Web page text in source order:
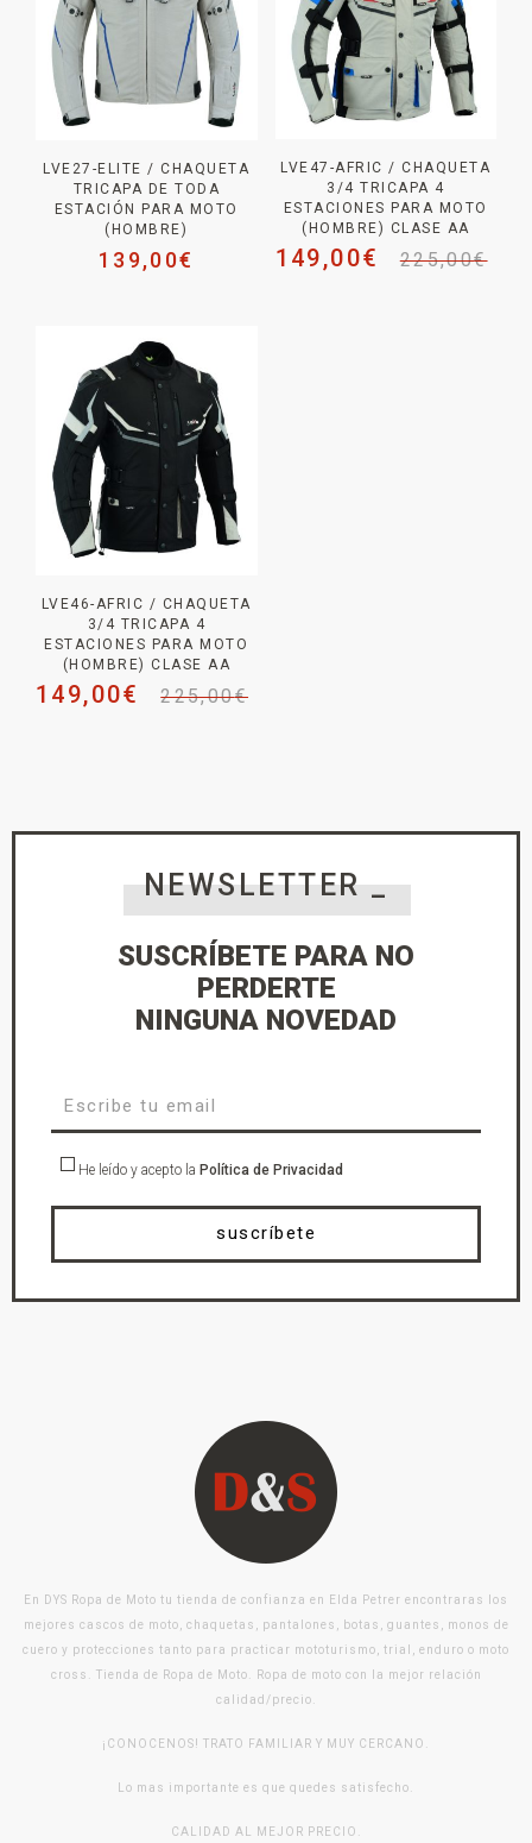
LVE27-ELITE / CHAQUETA
TRICAPA DE TODA
ESTACIÓN PARA MOTO
(HOMBRE)
139,00€
LVE47-AFRIC / CHAQUETA
3/4 TRICAPA 4
ESTACIONES PARA MOTO
(HOMBRE) CLASE AA
225,00€
149,00€
LVE46-AFRIC / CHAQUETA
3/4 TRICAPA 4
ESTACIONES PARA MOTO
(HOMBRE) CLASE AA
225,00€
149,00€
NEWSLETTER _
SUSCRÍBETE PARA NO
PERDERTE
NINGUNA NOVEDAD
He leído y acepto la Política de Privacidad
suscríbete
En DYS Ropa de Moto tu tienda de confianza en Elda Petrer encontraras los
mejores cascos de moto, chaquetas, pantalones, botas, guantes, monos de
cuero y protecciones tanto para practicar mototurismo, trial, enduro o moto
cross. Tienda de Ropa de Moto. Ropa de moto con la mejor relación
calidad/precio.
¡CONOCENOS! TRATO FAMILIAR Y MUY CERCANO.
Lo mas importante es que quedes satisfecho.
CALIDAD AL MEJOR PRECIO.